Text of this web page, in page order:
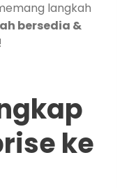
langkah
bersedia &
ke